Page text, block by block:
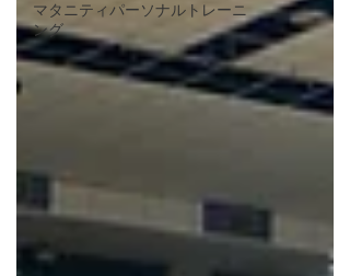
マタニティパーソナルトレーニ
ング